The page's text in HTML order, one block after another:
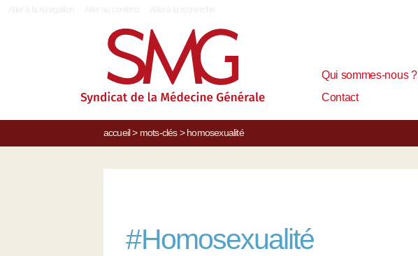
Qui sommes-nous ?
Contact
accueil> mots-clés> homosexualité
#Homosexualité